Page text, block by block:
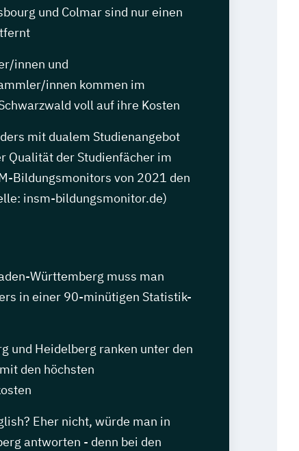
und Colmar sind nur einen
innen und
innen kommen im
voll auf ihre Kosten
mit dualem Studienangebot
Qualität der Studienfächer im
Bildungsmonitors von 2021 den
insm-bildungsmonitor.de)
Württemberg muss man
in einer 90-minütigen Statistik-
und Heidelberg ranken unter den
den höchsten
Eher nicht, würde man in
antworten - denn bei den